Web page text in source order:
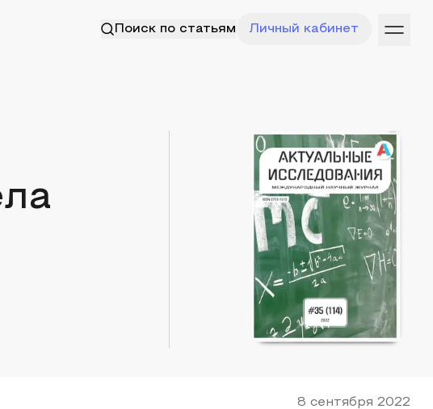
Поиск по статьям Личный кабинет
8 сентября 2022